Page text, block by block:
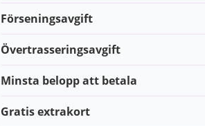
Förseningsavgift
Övertrasseringsavgift
Minsta belopp att betala
Gratis extrakort